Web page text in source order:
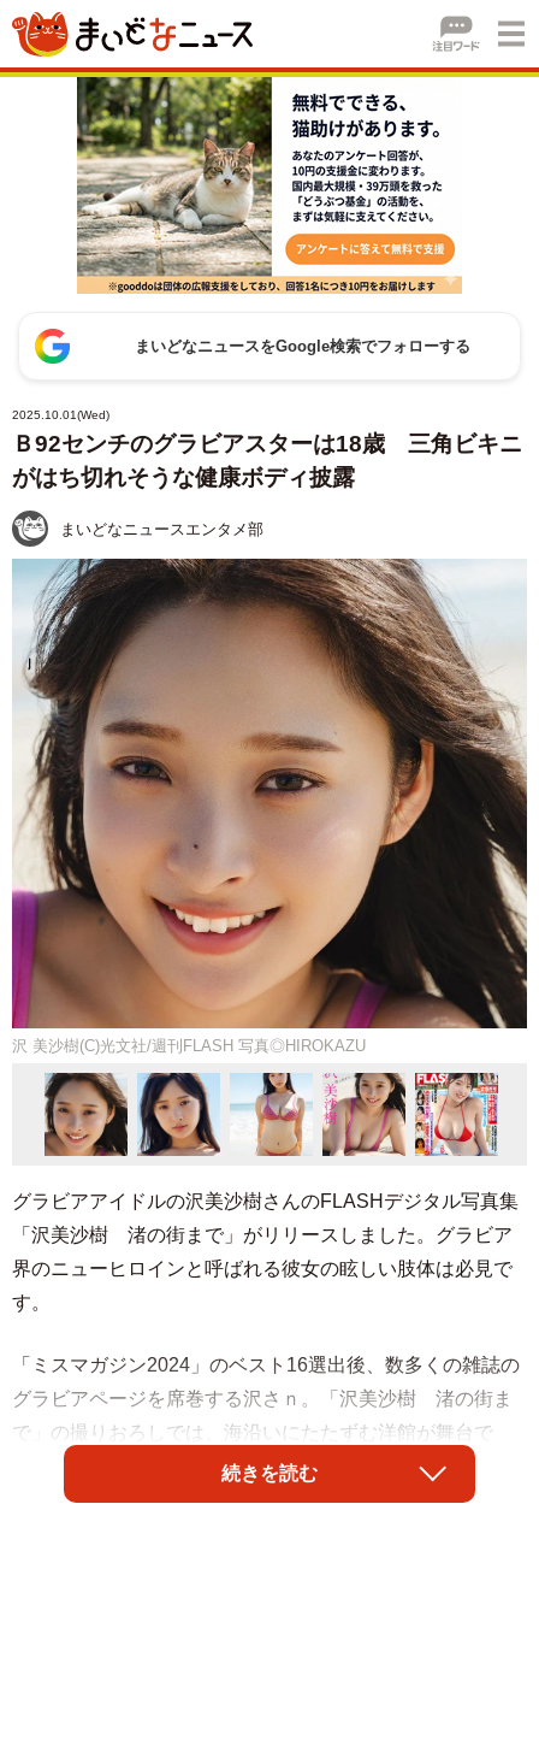
まいどなニュースをGoogle検索でフォローする
2025.10.01(Wed)
Ｂ92センチのグラビアスターは18歳 三角ビキニ
がはち切れそうな健康ボディ披露
まいどなニュースエンタメ部
沢 美沙樹(C)光文社/週刊FLASH 写真◎HIROKAZU
グラビアアイドルの沢美沙樹さんのFLASHデジタル写真集
「沢美沙樹 渚の街まで」がリリースしました。グラビア
界のニューヒロインと呼ばれる彼女の眩しい肢体は必見で
す。
「ミスマガジン2024」のベスト16選出後、数多くの雑誌の
グラビアページを席巻する沢さｎ。「沢美沙樹 渚の街ま
で」の撮りおろしでは、海沿いにたたずむ洋館が舞台で
す。緑豊かな庭や砂浜ではしゃぐイノセントな表情から、
ベッドルームやプールサイドでの息を呑むほど艶っぽい姿
続きを読む